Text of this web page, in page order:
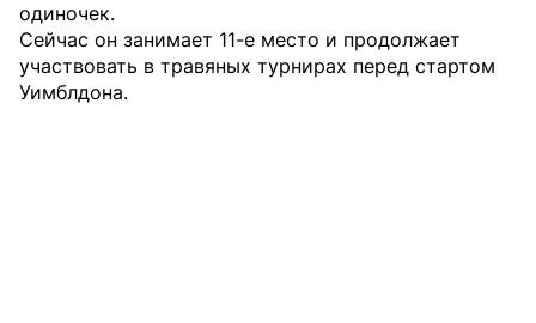
одиночек.
Сейчас он занимает 11-е место и продолжает
участвовать в травяных турнирах перед стартом
Уимблдона.